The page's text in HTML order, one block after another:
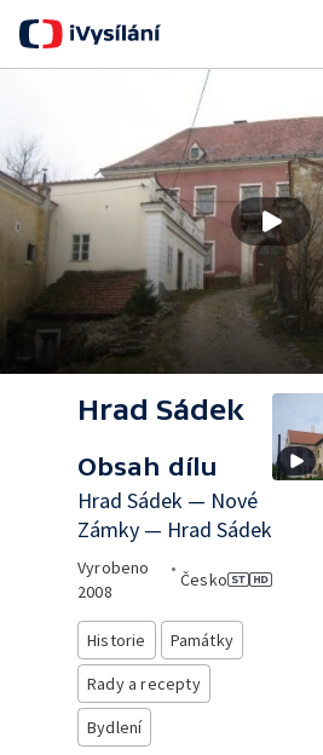
Hrad Sádek
Obsah dílu
Hrad Sádek — Nové
Zámky — Hrad Sádek
Vyrobeno
2008
•
Česko
Historie
Památky
Rady a recepty
Bydlení